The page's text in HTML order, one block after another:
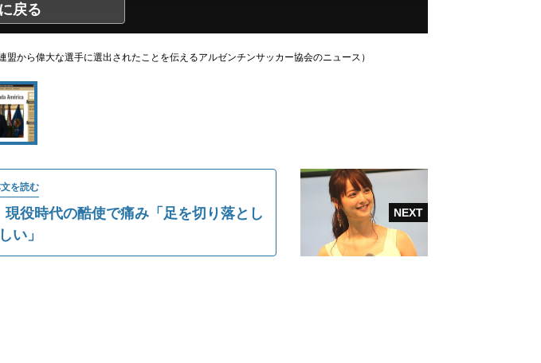
戻る
から偉大な選手に選出されたことを伝えるアルゼンチンサッカー協会のニュース）
を読む
役時代の酷使で痛み「足を切り落とし
い」